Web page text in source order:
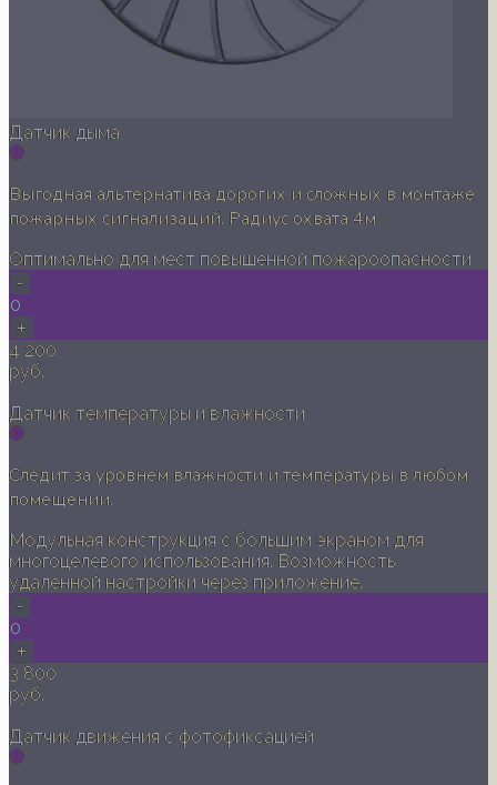
Датчик дыма
Выгодная альтернатива дорогих и сложных в монтаже
пожарных сигнализаций. Радиус охвата 4м
Оптимально для мест повышенной пожароопасности
-
0
+
4 200
руб.
Датчик температуры и влажности
Следит за уровнем влажности и температуры в любом
помещении.
Модульная конструкция с большим экраном для
многоцелевого использования. Возможность
удаленной настройки через приложение.
-
0
+
3 800
руб.
Датчик движения с фотофиксацией